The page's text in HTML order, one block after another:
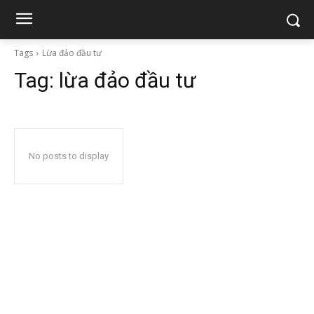
Tags Lừa đảo đầu tư
Tag: lừa đảo đầu tư
No posts to display